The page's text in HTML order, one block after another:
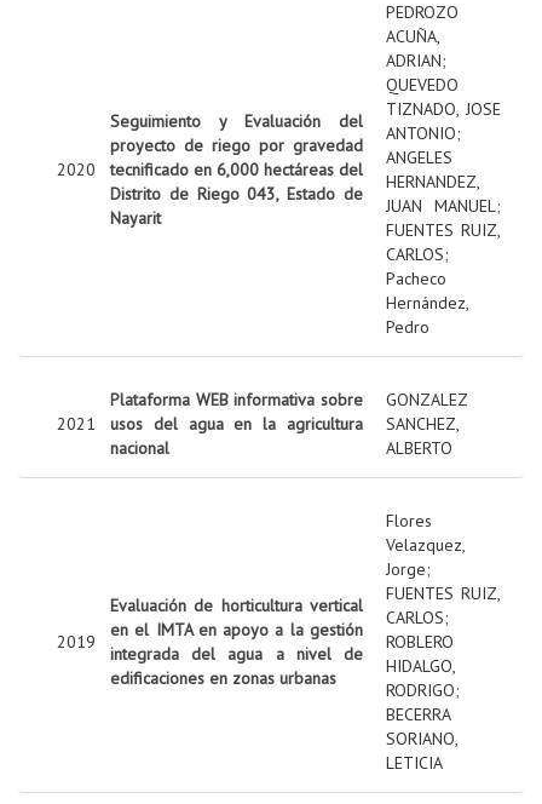
2020
Seguimiento y Evaluación del
proyecto de riego por gravedad
tecnificado en 6,000 hectáreas del
Distrito de Riego 043, Estado de
Nayarit
PEDROZO
ACUÑA,
ADRIAN;
QUEVEDO
TIZNADO, JOSE
ANTONIO;
ANGELES
HERNANDEZ,
JUAN MANUEL;
FUENTES RUIZ,
CARLOS;
Pacheco
Hernández,
Pedro
2021
Plataforma WEB informativa sobre
usos del agua en la agricultura
nacional
GONZALEZ
SANCHEZ,
ALBERTO
2019
Evaluación de horticultura vertical
en el IMTA en apoyo a la gestión
integrada del agua a nivel de
edificaciones en zonas urbanas
Flores
Velazquez,
Jorge;
FUENTES RUIZ,
CARLOS;
ROBLERO
HIDALGO,
RODRIGO;
BECERRA
SORIANO,
LETICIA